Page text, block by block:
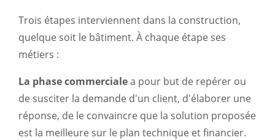
Trois étapes interviennent dans la construction,
quelque soit le bâtiment. À chaque étape ses
métiers :
La phase commercialea pour but de repérer ou
de susciter la demande d'un client, d'élaborer une
réponse, de le convaincre que la solution proposée
est la meilleure sur le plan technique et financier.